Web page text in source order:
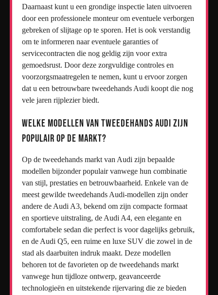
Daarnaast kunt u een grondige inspectie laten uitvoeren
door een professionele monteur om eventuele verborgen
gebreken of slijtage op te sporen. Het is ook verstandig
om te informeren naar eventuele garanties of
servicecontracten die nog geldig zijn voor extra
gemoedsrust. Door deze zorgvuldige controles en
voorzorgsmaatregelen te nemen, kunt u ervoor zorgen
dat u een betrouwbare tweedehands Audi koopt die nog
vele jaren rijplezier biedt.
Welke modellen van tweedehands Audi zijn
populair op de markt?
Op de tweedehands markt van Audi zijn bepaalde
modellen bijzonder populair vanwege hun combinatie
van stijl, prestaties en betrouwbaarheid. Enkele van de
meest gewilde tweedehands Audi-modellen zijn onder
andere de Audi A3, bekend om zijn compacte formaat
en sportieve uitstraling, de Audi A4, een elegante en
comfortabele sedan die perfect is voor dagelijks gebruik,
en de Audi Q5, een ruime en luxe SUV die zowel in de
stad als daarbuiten indruk maakt. Deze modellen
behoren tot de favorieten op de tweedehands markt
vanwege hun tijdloze ontwerp, geavanceerde
technologieën en uitstekende rijervaring die ze bieden